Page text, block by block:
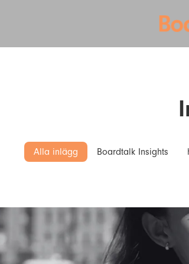
Alla inlägg Boardtalk Insights